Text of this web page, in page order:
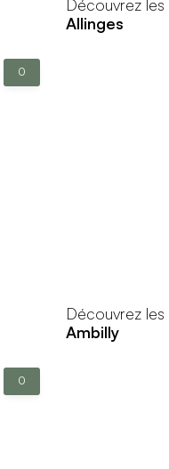
Découvrez les
Allinges
0
Découvrez les
Ambilly
0